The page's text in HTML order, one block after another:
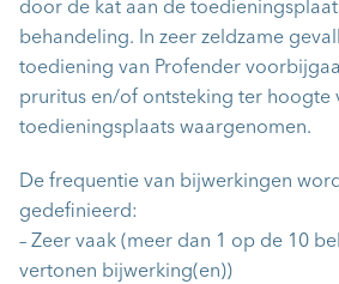
door de kat aan de
behandeling. In zeer zeldzame
toediening van Profender
pruritus en/of ontsteking ter hoogte
toedieningsplaats waargenomen.
De frequentie van bijwerkingen
gedefinieerd:
– Zeer vaak (meer dan 1 op de 10
vertonen bijwerking(en))